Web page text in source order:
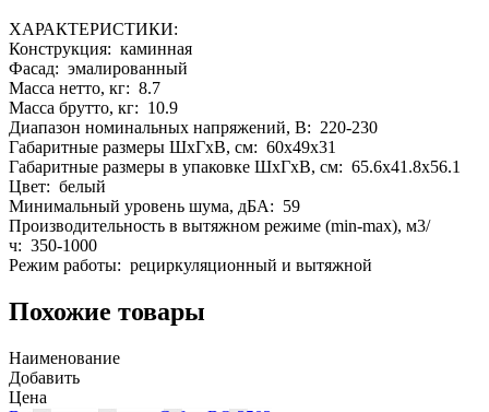
ХАРАКТЕРИСТИКИ:
Конструкция: каминная
Фасад: эмалированный
Масса нетто, кг: 8.7
Масса брутто, кг: 10.9
Диапазон номинальных напряжений, В: 220-230
Габаритные размеры ШхГхВ, см: 60x49x31
Габаритные размеры в упаковке ШхГхВ, см: 65.6x41.8x56.1
Цвет: белый
Минимальный уровень шума, дБА: 59
Производительность в вытяжном режиме (min-max), м3/
ч: 350-1000
Режим работы: рециркуляционный и вытяжной
Похожие товары
Наименование
Добавить
Цена